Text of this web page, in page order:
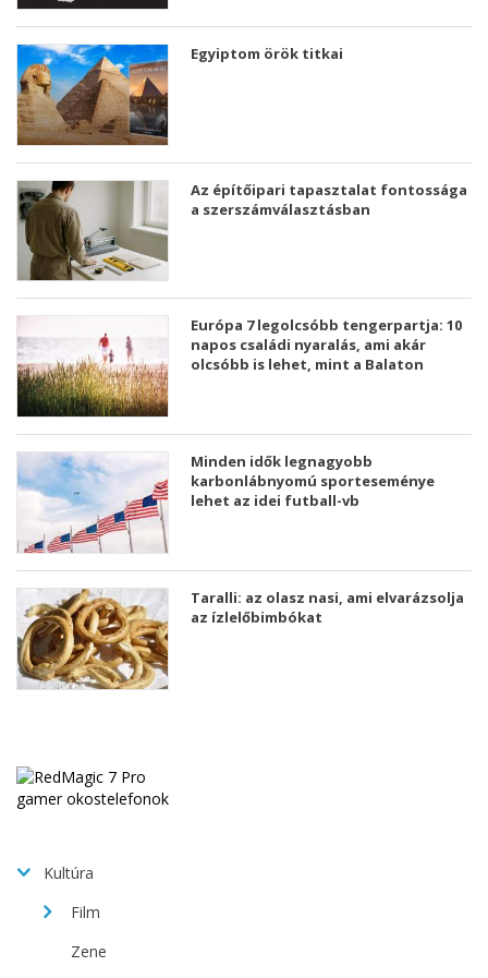
Egyiptom örök titkai
Az építőipari tapasztalat fontossága
a szerszámválasztásban
Európa 7 legolcsóbb tengerpartja: 10
napos családi nyaralás, ami akár
olcsóbb is lehet, mint a Balaton
Minden idők legnagyobb
karbonlábnyomú sporteseménye
lehet az idei futball-vb
Taralli: az olasz nasi, ami elvarázsolja
az ízlelőbimbókat
Kultúra
Film
Zene